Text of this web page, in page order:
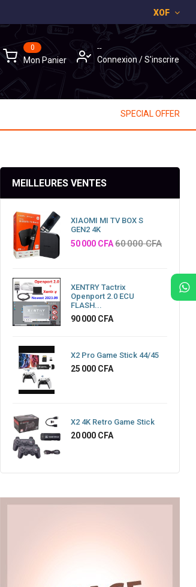
XOF
0
Mon Panier
--
Connexion/S'inscrire
SPECIAL OFFER
MEILLEURES VENTES
XIAOMI MI TV BOX S
GEN2 4K
Prix
50 000 CFA60 000 CFA
XENTRY Tactrix
Openport 2.0 ECU
FLASH...
Prix
90 000 CFA
X2 Pro Game Stick 44/45
Prix
25 000 CFA
X2 4K Retro Game Stick
Prix
20 000 CFA